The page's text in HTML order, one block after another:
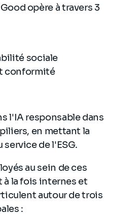
opère à travers 3
sociale
conformité
l'IA responsable dans
en mettant la
service de l'ESG.
au sein de ces
la fois internes et
autour de trois
: